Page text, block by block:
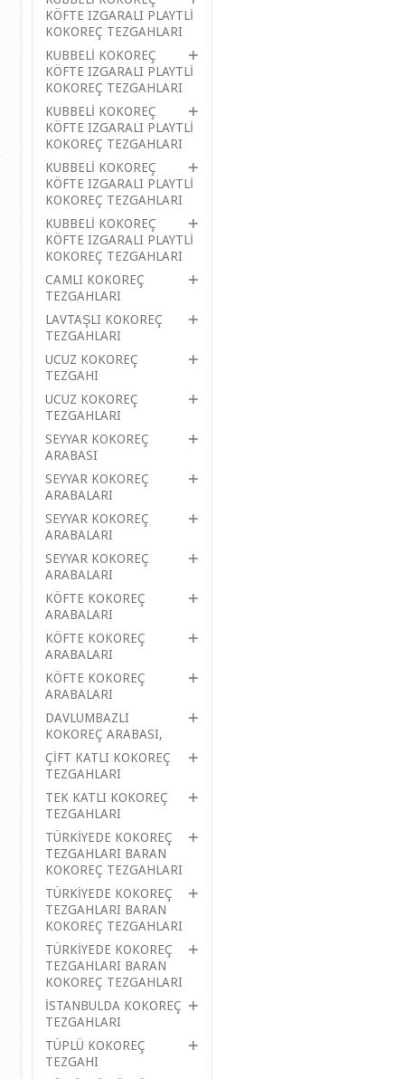
KÖFTE IZGARALI PLAYTLİ
KOKOREÇ TEZGAHLARI
KUBBELİ KOKOREÇ
KÖFTE IZGARALI PLAYTLİ
KOKOREÇ TEZGAHLARI
KUBBELİ KOKOREÇ
KÖFTE IZGARALI PLAYTLİ
KOKOREÇ TEZGAHLARI
KUBBELİ KOKOREÇ
KÖFTE IZGARALI PLAYTLİ
KOKOREÇ TEZGAHLARI
KUBBELİ KOKOREÇ
KÖFTE IZGARALI PLAYTLİ
KOKOREÇ TEZGAHLARI
CAMLI KOKOREÇ
TEZGAHLARI
LAVTAŞLI KOKOREÇ
TEZGAHLARI
UCUZ KOKOREÇ
TEZGAHI
UCUZ KOKOREÇ
TEZGAHLARI
SEYYAR KOKOREÇ
ARABASI
SEYYAR KOKOREÇ
ARABALARI
SEYYAR KOKOREÇ
ARABALARI
SEYYAR KOKOREÇ
ARABALARI
KÖFTE KOKOREÇ
ARABALARI
KÖFTE KOKOREÇ
ARABALARI
KÖFTE KOKOREÇ
ARABALARI
DAVLUMBAZLI
KOKOREÇ ARABASI,
ÇİFT KATLI KOKOREÇ
TEZGAHLARI
TEK KATLI KOKOREÇ
TEZGAHLARI
TÜRKİYEDE KOKOREÇ
TEZGAHLARI BARAN
KOKOREÇ TEZGAHLARI
TÜRKİYEDE KOKOREÇ
TEZGAHLARI BARAN
KOKOREÇ TEZGAHLARI
TÜRKİYEDE KOKOREÇ
TEZGAHLARI BARAN
KOKOREÇ TEZGAHLARI
İSTANBULDA KOKOREÇ
TEZGAHLARI
TÜPLÜ KOKOREÇ
TEZGAHI